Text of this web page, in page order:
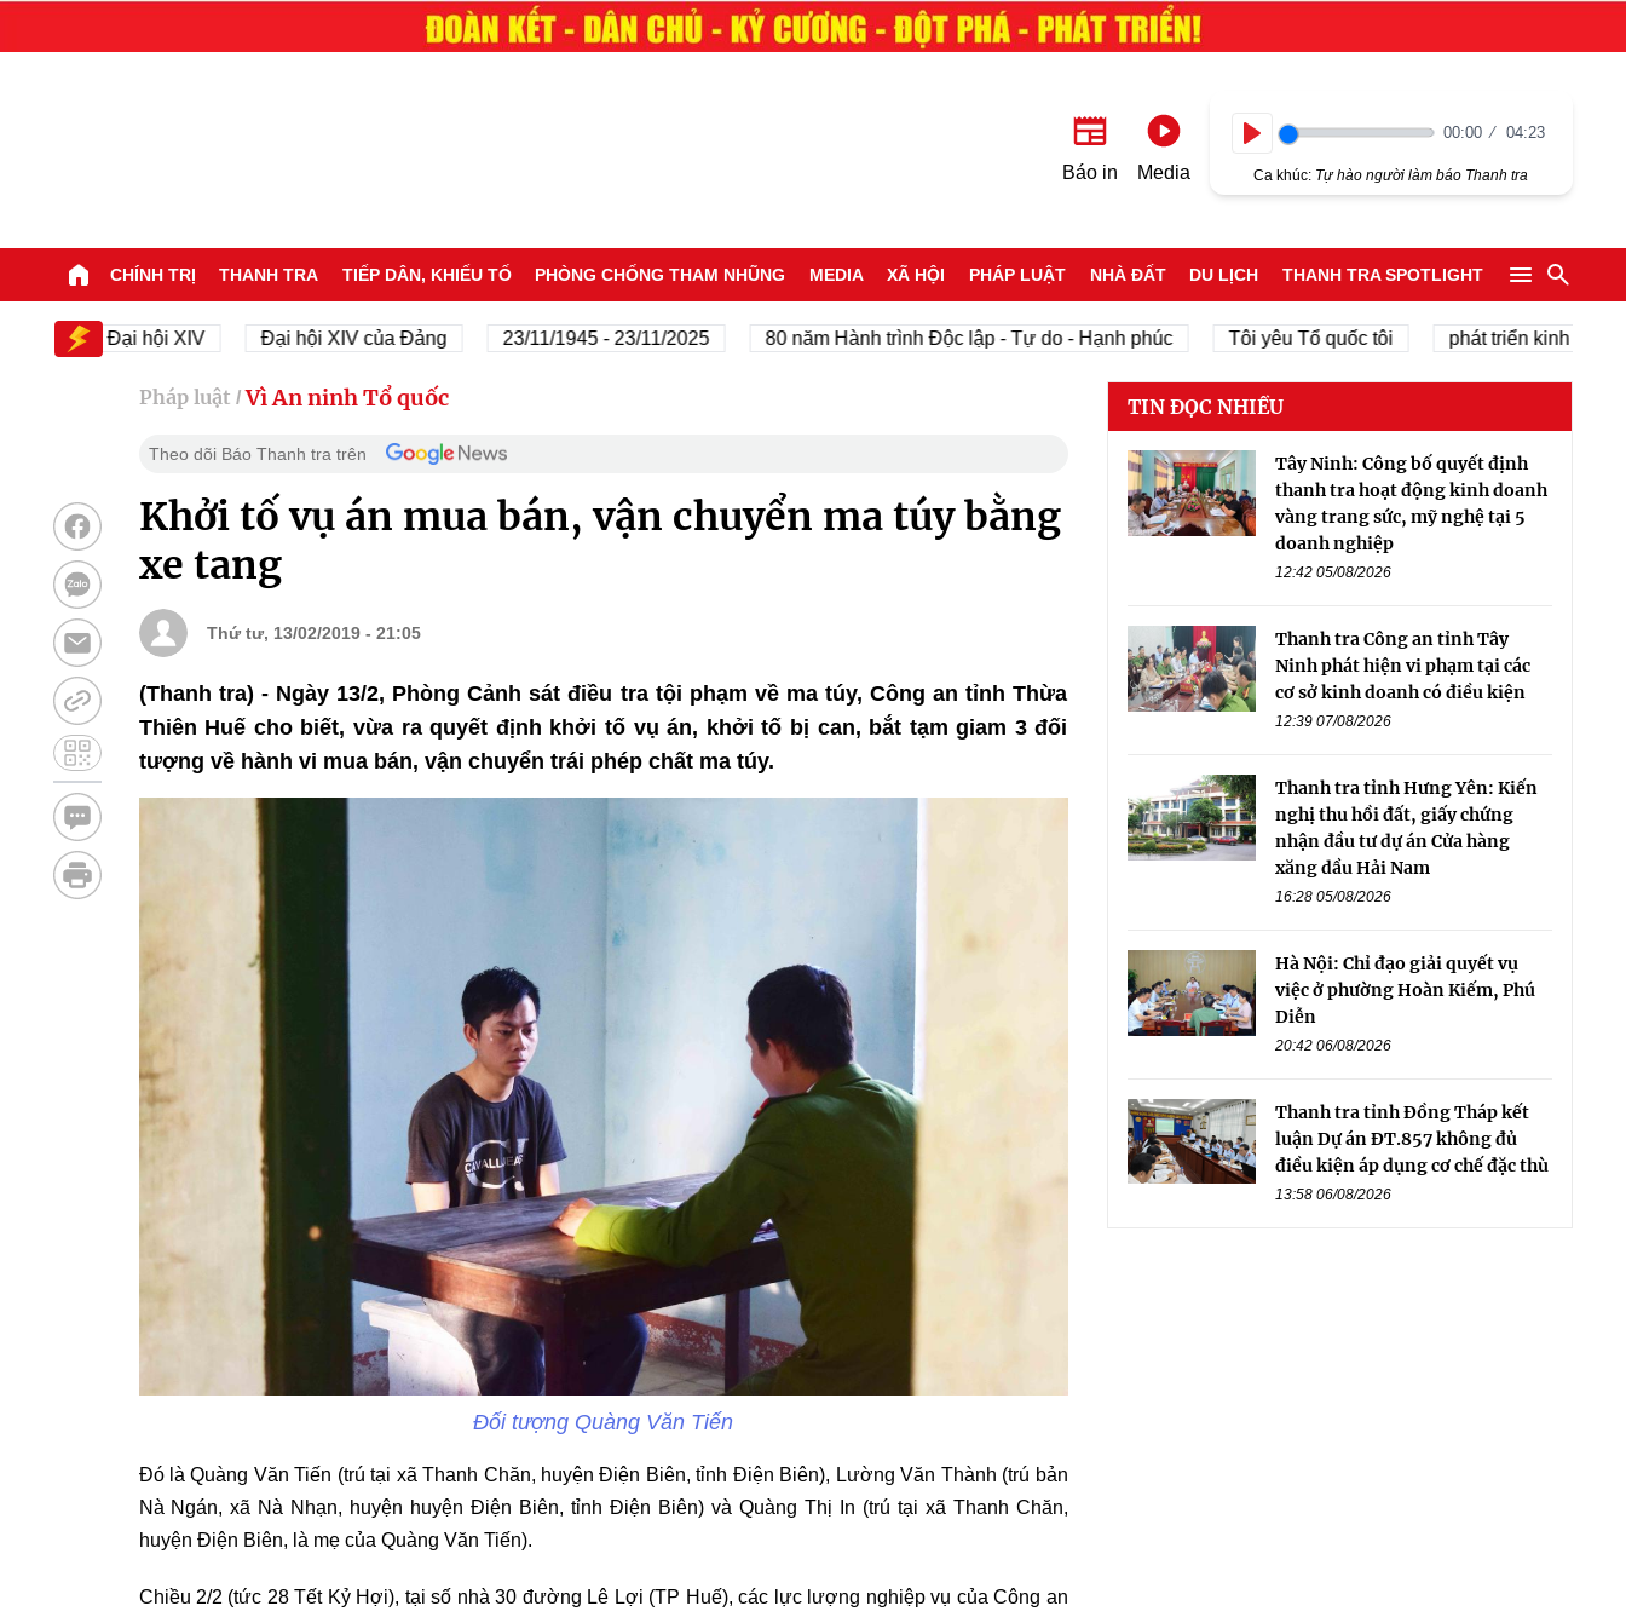
Báo in Media
00:00 04:23
Ca khúc: Tự hào người làm báo Thanh tra
CHÍNH TRỊ THANH TRA TIẾP DÂN, KHIẾU TỐ PHÒNG CHỐNG THAM NHŨNG MEDIA XÃ HỘI PHÁP LUẬT NHÀ ĐẤT DU LỊCH THANH TRA SPOTLIGHT
Đại hội XIV Đại hội XIV của Đảng 23/11/1945 - 23/11/2025 80 năm Hành trình Độc lập - Tự do - Hạnh phúc Tôi yêu Tổ quốc tôi phát triển kinh tế tư nhân
Pháp luật / Vì An ninh Tổ quốc
Theo dõi Báo Thanh tra trên
Khởi tố vụ án mua bán, vận chuyển ma túy bằng
xe tang
Thứ tư, 13/02/2019 - 21:05
(Thanh tra) - Ngày 13/2, Phòng Cảnh sát điều tra tội phạm về ma túy, Công an tỉnh Thừa
Thiên Huế cho biết, vừa ra quyết định khởi tố vụ án, khởi tố bị can, bắt tạm giam 3 đối
tượng về hành vi mua bán, vận chuyển trái phép chất ma túy.
Đối tượng Quàng Văn Tiến
Đó là Quàng Văn Tiến (trú tại xã Thanh Chăn, huyện Điện Biên, tỉnh Điện Biên), Lường Văn Thành (trú bản
Nà Ngán, xã Nà Nhạn, huyện huyện Điện Biên, tỉnh Điện Biên) và Quàng Thị In (trú tại xã Thanh Chăn,
huyện Điện Biên, là mẹ của Quàng Văn Tiến).
Chiều 2/2 (tức 28 Tết Kỷ Hợi), tại số nhà 30 đường Lê Lợi (TP Huế), các lực lượng nghiệp vụ của Công an
TIN ĐỌC NHIỀU
Tây Ninh: Công bố quyết định
thanh tra hoạt động kinh doanh
vàng trang sức, mỹ nghệ tại 5
doanh nghiệp
12:42 05/08/2026
Thanh tra Công an tỉnh Tây
Ninh phát hiện vi phạm tại các
cơ sở kinh doanh có điều kiện
12:39 07/08/2026
Thanh tra tỉnh Hưng Yên: Kiến
nghị thu hồi đất, giấy chứng
nhận đầu tư dự án Cửa hàng
xăng dầu Hải Nam
16:28 05/08/2026
Hà Nội: Chỉ đạo giải quyết vụ
việc ở phường Hoàn Kiếm, Phú
Diễn
20:42 06/08/2026
Thanh tra tỉnh Đồng Tháp kết
luận Dự án ĐT.857 không đủ
điều kiện áp dụng cơ chế đặc thù
13:58 06/08/2026